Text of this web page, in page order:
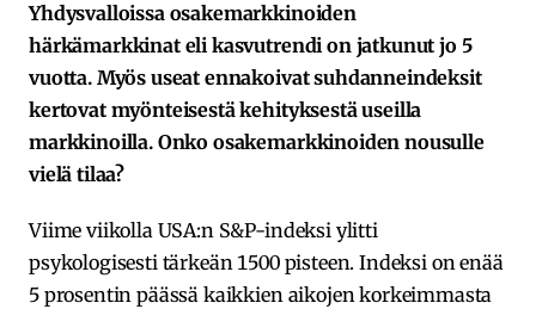
Yhdysvalloissa osakemarkkinoiden
härkämarkkinat eli kasvutrendi on jatkunut jo 5
vuotta. Myös useat ennakoivat suhdanneindeksit
kertovat myönteisestä kehityksestä useilla
markkinoilla. Onko osakemarkkinoiden nousulle
vielä tilaa?
Viime viikolla USA:n S&P-indeksi ylitti
psykologisesti tärkeän 1500 pisteen. Indeksi on enää
5 prosentin päässä kaikkien aikojen korkeimmasta